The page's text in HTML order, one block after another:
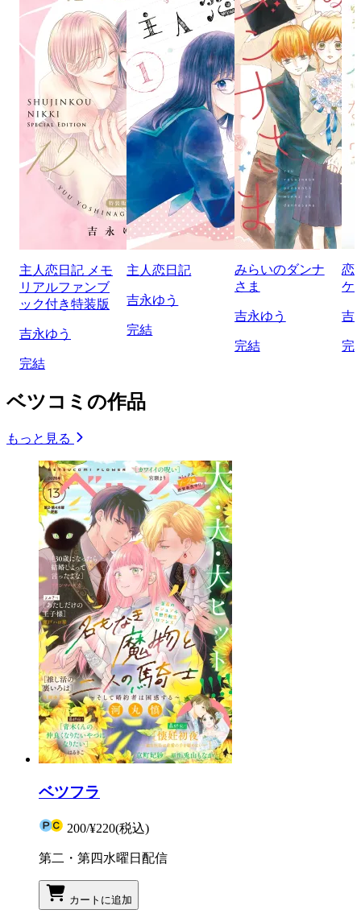
主人恋日記 メモ
リアルファンブ
ック付き特装版
吉永ゆう
完結
主人恋日記
吉永ゆう
完結
みらいのダンナ
さま
吉永ゆう
完結
恋
ケ
吉
完
ベツコミの作品
もっと見る
ベツフラ
200/¥220(税込)
第二・第四水曜日配信
カートに追加